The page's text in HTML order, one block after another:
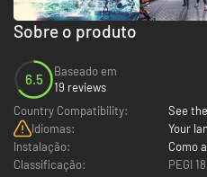
Sobre o produto
6.5
Baseado em
19 reviews
Country Compatibility:
See
Idiomas:
Your
Instalação:
Como
Classificação:
PEGI 18